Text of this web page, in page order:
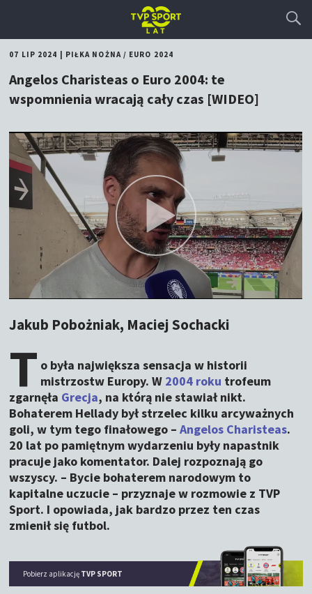
07 LIP 2024 PIŁKA NOŻNA/ EURO 2024
Angelos Charisteas o Euro 2004: te
wspomnienia wracają cały czas [WIDEO]
Jakub Pobożniak, Maciej Sochacki
T o była największa sensacja w historii
mistrzostw Europy. W 2004 roku trofeum
zgarnęła Grecja, na którą nie stawiał nikt.
Bohaterem Hellady był strzelec kilku arcyważnych
goli, w tym tego finałowego –Angelos Charisteas.
20 lat po pamiętnym wydarzeniu były napastnik
pracuje jako komentator. Dalej rozpoznają go
wszyscy. – Bycie bohaterem narodowym to
kapitalne uczucie – przyznaje w rozmowie z TVP
Sport. I opowiada, jak bardzo przez ten czas
zmienił się futbol.
Pobierz aplikację TVP SPORT